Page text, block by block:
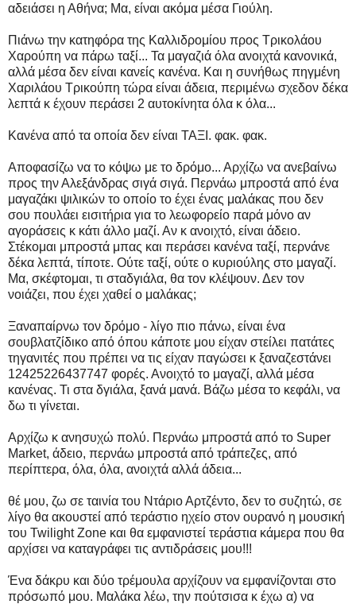
αδειάσει η Αθήνα; Μα, είναι ακόμα μέσα Γιούλη.
Πιάνω την κατηφόρα της Καλλιδρομίου προς Τρικολάου
Χαρούπη να πάρω ταξί... Τα μαγαζιά όλα ανοιχτά κανονικά,
αλλά μέσα δεν είναι κανείς κανένα. Και η συνήθως πηγμένη
Χαριλάου Τρικούπη τώρα είναι άδεια, περιμένω σχεδον δέκα
λεπτά κ έχουν περάσει 2 αυτοκίνητα όλα κ όλα...
Κανένα από τα οποία δεν είναι ΤΑΞΙ. φακ. φακ.
Αποφασίζω να το κόψω με το δρόμο... Αρχίζω να ανεβαίνω
προς την Αλεξάνδρας σιγά σιγά. Περνάω μπροστά από ένα
μαγαζάκι ψιλικών το οποίο το έχει ένας μαλάκας που δεν
σου πουλάει εισιτήρια για το λεωφορείο παρά μόνο αν
αγοράσεις κ κάτι άλλο μαζί. Αν κ ανοιχτό, είναι άδειο.
Στέκομαι μπροστά μπας και περάσει κανένα ταξί, περνάνε
δέκα λεπτά, τίποτε. Ούτε ταξί, ούτε ο κυριούλης στο μαγαζί.
Μα, σκέφτομαι, τι σταδγιάλα, θα τον κλέψουν. Δεν τον
νοιάζει, που έχει χαθεί ο μαλάκας;
Ξαναπαίρνω τον δρόμο - λίγο πιο πάνω, είναι ένα
σουβλατζίδικο από όπου κάποτε μου είχαν στείλει πατάτες
τηγανιτές που πρέπει να τις είχαν παγώσει κ ξαναζεστάνει
12425226437747 φορές. Ανοιχτό το μαγαζί, αλλά μέσα
κανένας. Τι στα δγιάλα, ξανά μανά. Βάζω μέσα το κεφάλι, να
δω τι γίνεται.
Αρχίζω κ ανησυχώ πολύ. Περνάω μπροστά από το Super
Market, άδειο, περνάω μπροστά από τράπεζες, από
περίπτερα, όλα, όλα, ανοιχτά αλλά άδεια...
θέ μου, ζω σε ταινία του Ντάριο Αρτζέντο, δεν το συζητώ, σε
λίγο θα ακουστεί από τεράστιο ηχείο στον ουρανό η μουσική
του Twilight Zone και θα εμφανιστεί τεράστια κάμερα που θα
αρχίσει να καταγράφει τις αντιδράσεις μου!!!
Ένα δάκρυ και δύο τρέμουλα αρχίζουν να εμφανίζονται στο
πρόσωπό μου. Μαλάκα λέω, την πούτσισα κ έχω α) να